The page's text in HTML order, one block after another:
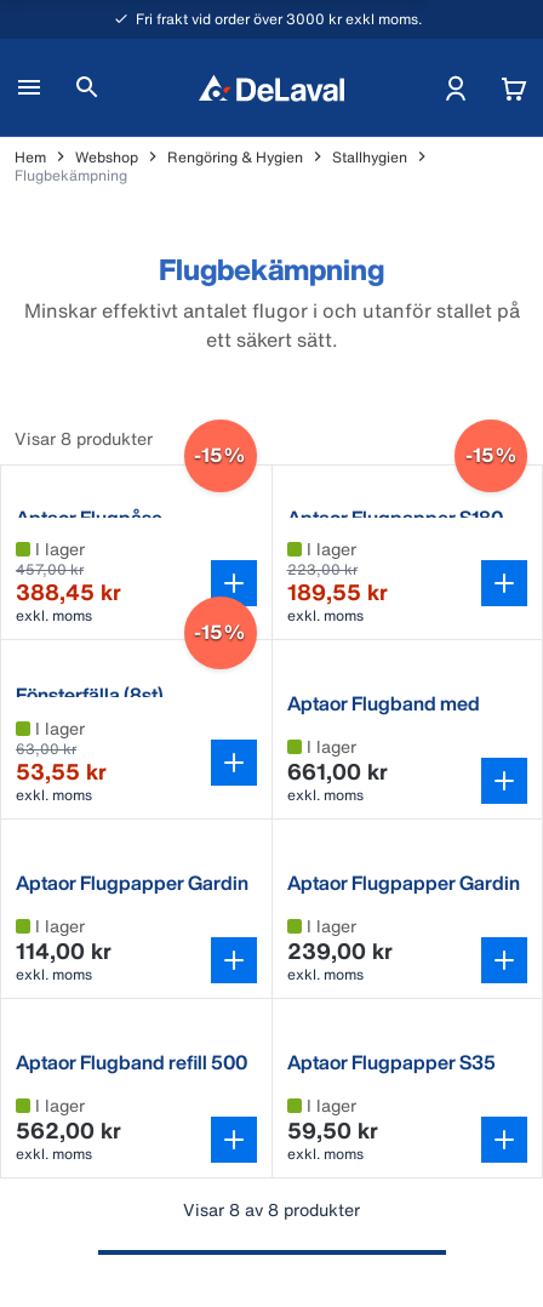
Fri frakt vid order över 3000 kr exkl moms.
Hem Webshop Rengöring & Hygien
Stallhygien
Flugbekämpning
Flugbekämpning
Minskar effektivt antalet flugor i och utanför stallet på
ett säkert sätt.
Visar 8 produkter
-15%
Aptaor Flugpåse
I lager
457,00 kr
388,45 kr
exkl. moms
-15%
Aptaor Flugpapper S180
I lager
223,00 kr
189,55 kr
exkl. moms
-15%
Fönsterfälla (8st)
I lager
63,00 kr
53,55 kr
exkl. moms
Aptaor Flugband med
I lager
661,00 kr
exkl. moms
Aptaor Flugpapper Gardin
I lager
114,00 kr
exkl. moms
Aptaor Flugpapper Gardin
I lager
239,00 kr
exkl. moms
Aptaor Flugband refill 500
I lager
562,00 kr
exkl. moms
Aptaor Flugpapper S35
I lager
59,50 kr
exkl. moms
Visar 8 av 8 produkter